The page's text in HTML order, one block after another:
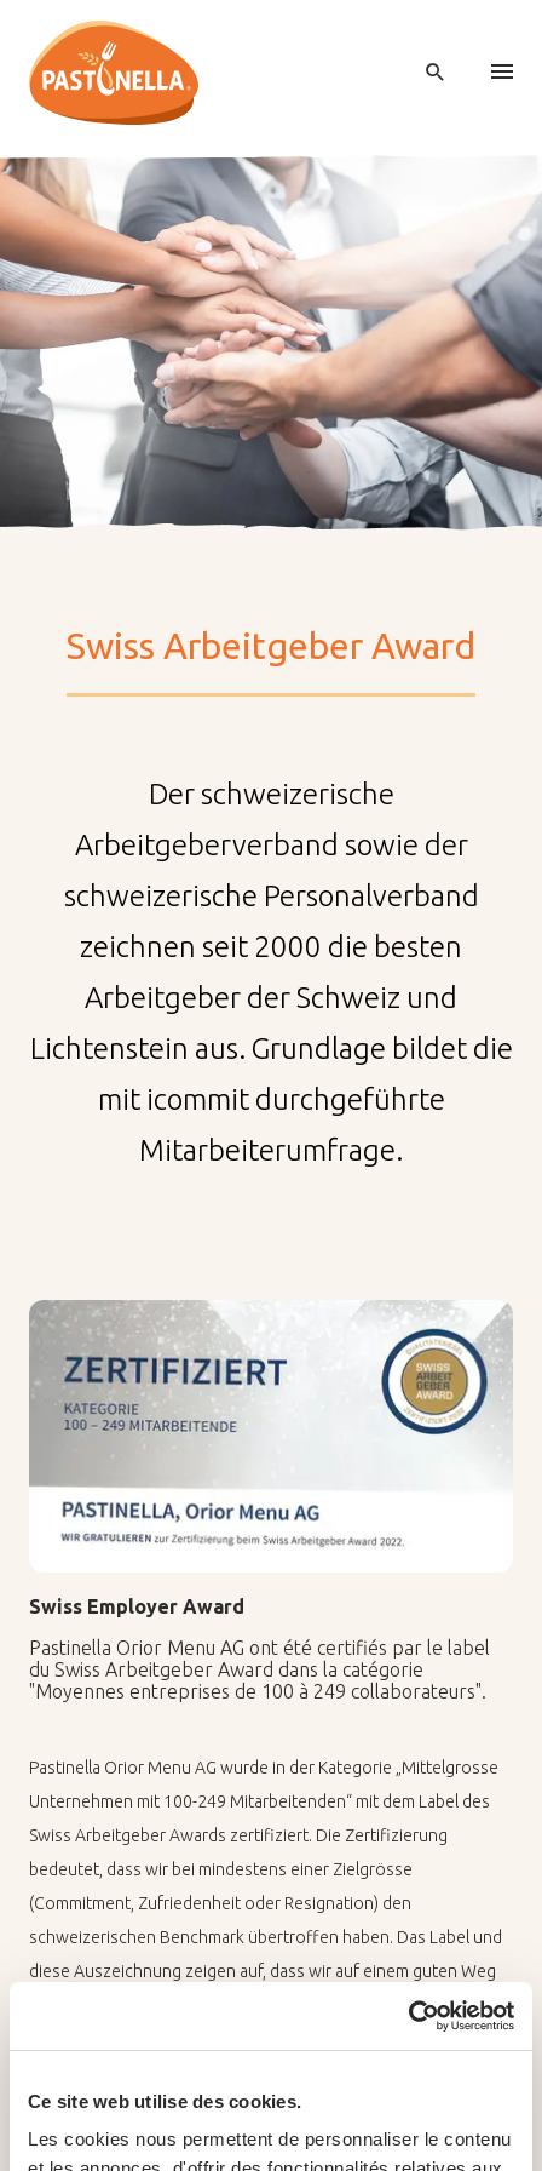
Ce site web utilise des cookies.
Les cookies nous permettent de personnaliser le contenu
Nos influenceurs
Carrières
Swiss Arbeitgeber Award
Der schweizerische
Arbeitgeberverband sowie der
schweizerische Personalverband
zeichnen seit 2000 die besten
Arbeitgeber der Schweiz und
Lichtenstein aus. Grundlage bildet die
mit icommit durchgeführte
Mitarbeiterumfrage.
Pastinella Orior Menu AG wurde in der Kategorie „Mittelgrosse
Unternehmen mit 100-249 Mitarbeitenden“ mit dem Label des
Swiss Arbeitgeber Awards zertifiziert. Die Zertifizierung
bedeutet, dass wir bei mindestens einer Zielgrösse
(Commitment, Zufriedenheit oder Resignation) den
schweizerischen Benchmark übertroffen haben. Das Label und
diese Auszeichnung zeigen auf, dass wir auf einem guten Weg
Swiss Employer Award
Pastinella Orior Menu AG ont été certifiés par le label
du Swiss Arbeitgeber Award dans la catégorie
"Moyennes entreprises de 100 à 249 collaborateurs".